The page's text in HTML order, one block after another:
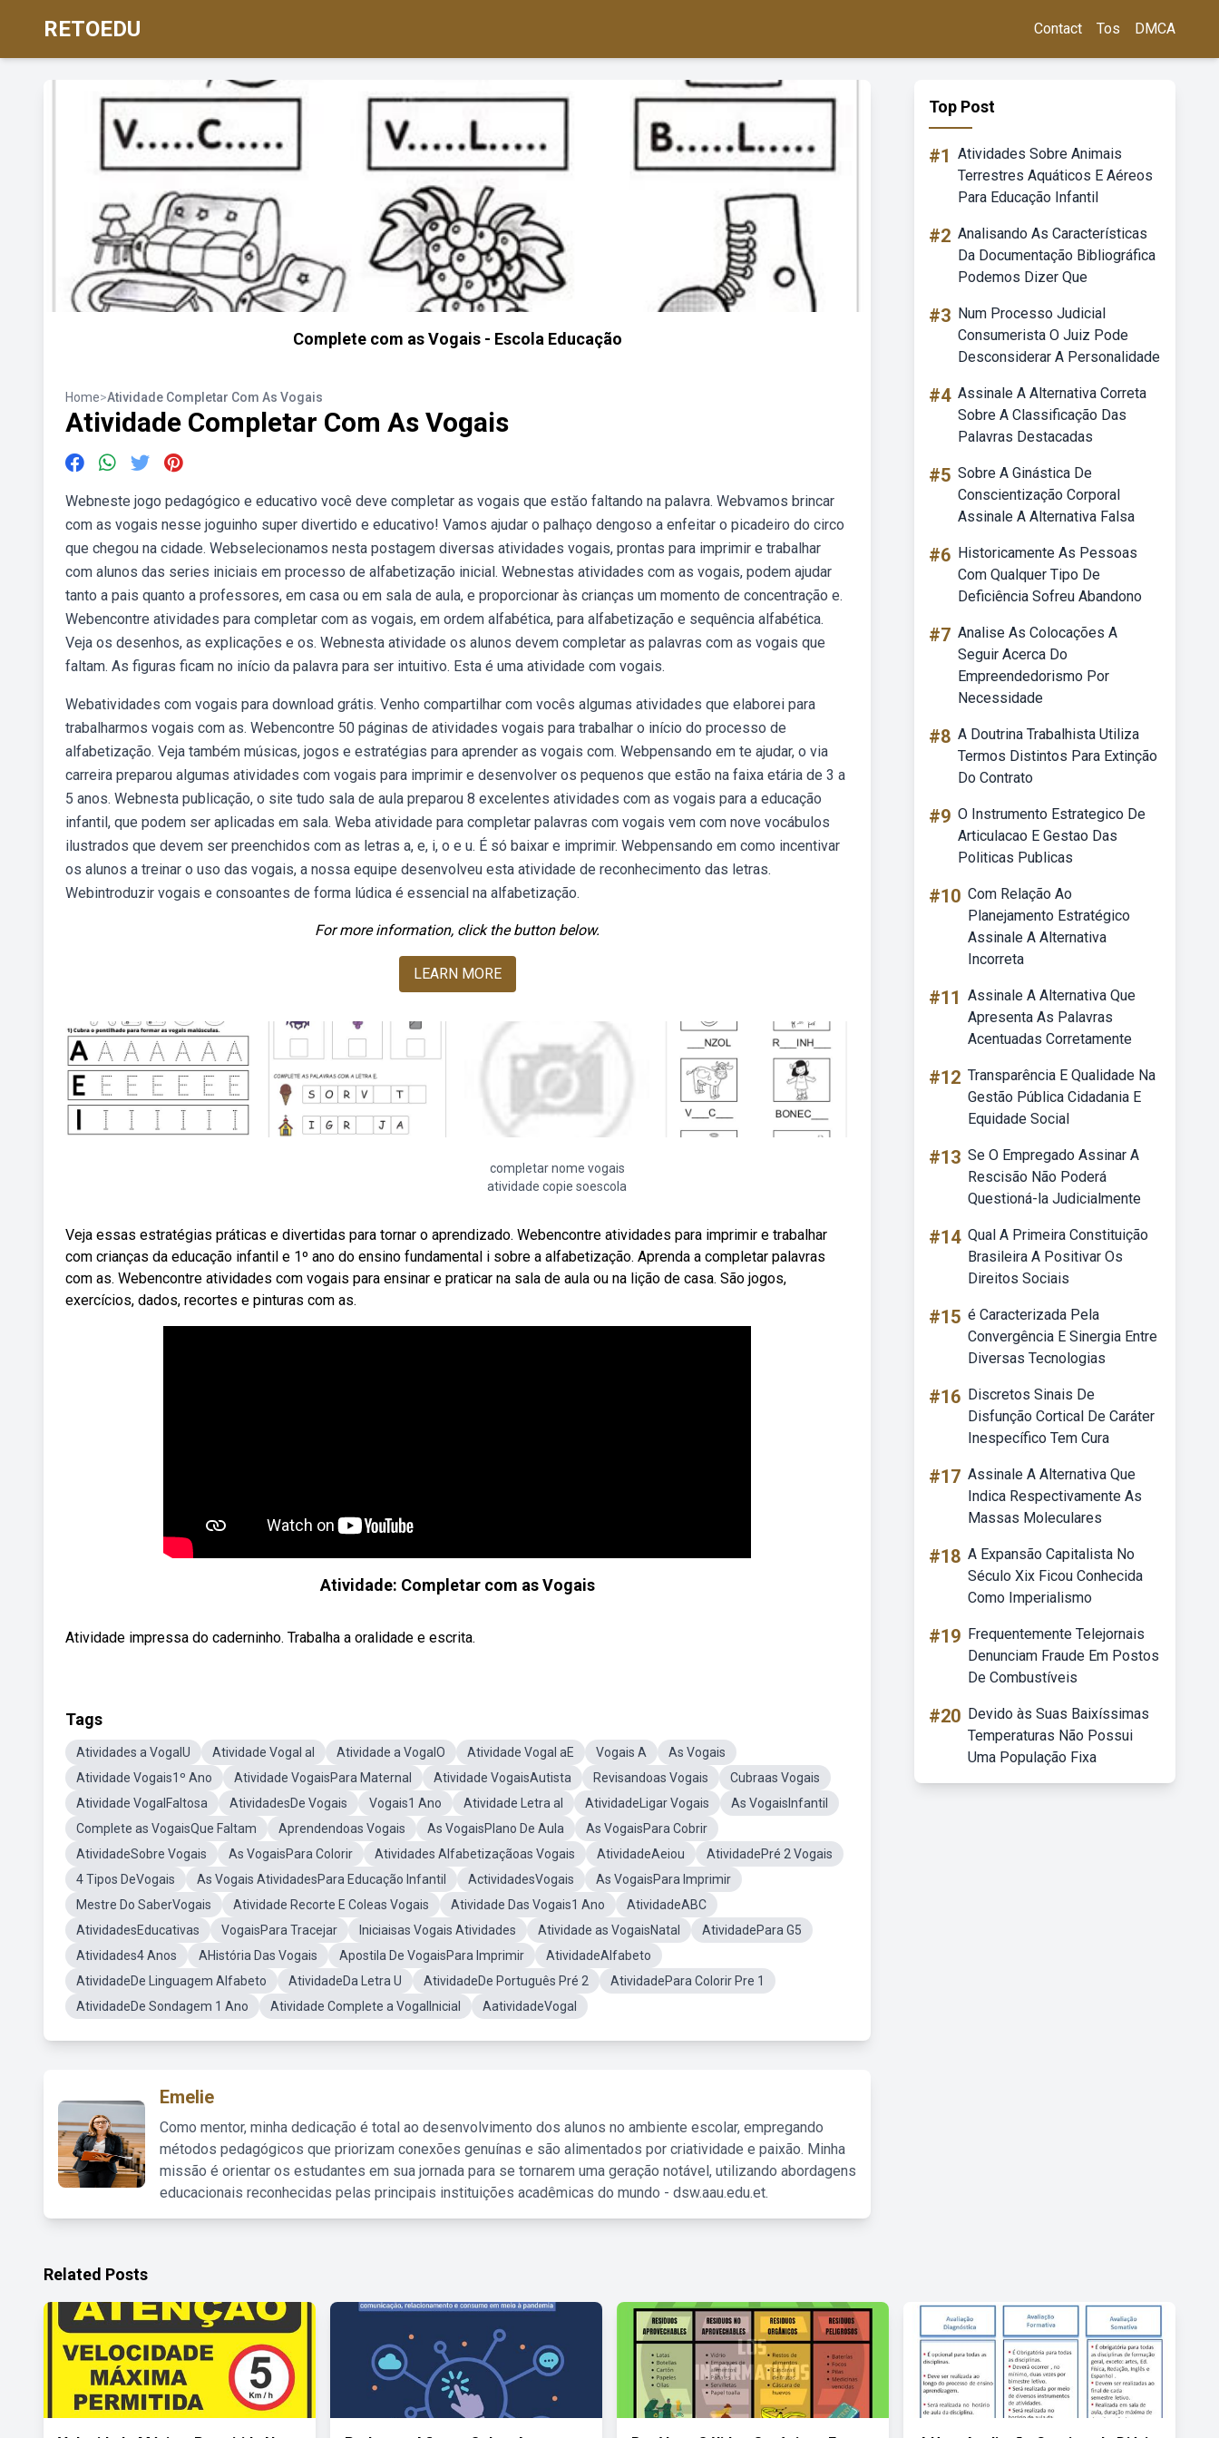
RETOEDU Contact Tos DMCA
Complete com as Vogais - Escola Educação
Home>Atividade Completar Com As Vogais
Atividade Completar Com As Vogais
Webneste jogo pedagógico e educativo você deve completar as vogais que estăo faltando na palavra. Webvamos brincar
com as vogais nesse joguinho super divertido e educativo! Vamos ajudar o palhaço dengoso a enfeitar o picadeiro do circo
que chegou na cidade. Webselecionamos nesta postagem diversas atividades vogais, prontas para imprimir e trabalhar
com alunos das series iniciais em processo de alfabetização inicial. Webnestas atividades com as vogais, podem ajudar
tanto a pais quanto a professores, em casa ou em sala de aula, e proporcionar às crianças um momento de concentração e.
Webencontre atividades para completar com as vogais, em ordem alfabética, para alfabetização e sequência alfabética.
Veja os desenhos, as explicações e os. Webnesta atividade os alunos devem completar as palavras com as vogais que
faltam. As figuras ficam no início da palavra para ser intuitivo. Esta é uma atividade com vogais.
Webatividades com vogais para download grátis. Venho compartilhar com vocês algumas atividades que elaborei para
trabalharmos vogais com as. Webencontre 50 páginas de atividades vogais para trabalhar o início do processo de
alfabetização. Veja também músicas, jogos e estratégias para aprender as vogais com. Webpensando em te ajudar, o via
carreira preparou algumas atividades com vogais para imprimir e desenvolver os pequenos que estão na faixa etária de 3 a
5 anos. Webnesta publicação, o site tudo sala de aula preparou 8 excelentes atividades com as vogais para a educação
infantil, que podem ser aplicadas em sala. Weba atividade para completar palavras com vogais vem com nove vocábulos
ilustrados que devem ser preenchidos com as letras a, e, i, o e u. É só baixar e imprimir. Webpensando em como incentivar
os alunos a treinar o uso das vogais, a nossa equipe desenvolveu esta atividade de reconhecimento das letras.
Webintroduzir vogais e consoantes de forma lúdica é essencial na alfabetização.
For more information, click the button below.
LEARN MORE
completar nome vogais
atividade copie soescola
Veja essas estratégias práticas e divertidas para tornar o aprendizado. Webencontre atividades para imprimir e trabalhar
com crianças da educação infantil e 1º ano do ensino fundamental i sobre a alfabetização. Aprenda a completar palavras
com as. Webencontre atividades com vogais para ensinar e praticar na sala de aula ou na lição de casa. São jogos,
exercícios, dados, recortes e pinturas com as.
Atividade: Completar com as Vogais
Atividade impressa do caderninho. Trabalha a oralidade e escrita.
Tags
Atividades a VogalU Atividade Vogal aI Atividade a VogalO Atividade Vogal aE Vogais A
As Vogais
Atividade Vogais1º Ano
Atividade VogaisPara Maternal Atividade VogaisAutista Revisandoas Vogais
Cubraas Vogais
Atividade VogalFaltosa
AtividadesDe Vogais Vogais1 Ano Atividade Letra aI AtividadeLigar Vogais
As VogaisInfantil
Complete as VogaisQue Faltam
Aprendendoas Vogais As VogaisPlano De Aula
As VogaisPara Cobrir
AtividadeSobre Vogais
As VogaisPara Colorir Atividades Alfabetizaçãoas Vogais AtividadeAeiou
AtividadePré 2 Vogais
4 Tipos DeVogais
As Vogais AtividadesPara Educação Infantil ActividadesVogais
As VogaisPara Imprimir
Mestre Do SaberVogais
Atividade Recorte E Coleas Vogais Atividade Das Vogais1 Ano
AtividadeABC
AtividadesEducativas
VogaisPara Tracejar Iniciaisas Vogais Atividades Atividade as VogaisNatal
AtividadePara G5
Atividades4 Anos
AHistória Das Vogais Apostila De VogaisPara Imprimir
AtividadeAlfabeto
AtividadeDe Linguagem Alfabeto
AtividadeDa Letra U AtividadeDe Português Pré 2
AtividadePara Colorir Pre 1
AtividadeDe Sondagem 1 Ano
Atividade Complete a VogalInicial AatividadeVogal
Emelie
Como mentor, minha dedicação é total ao desenvolvimento dos alunos no ambiente escolar, empregando
métodos pedagógicos que priorizam conexões genuínas e são alimentados por criatividade e paixão. Minha
missão é orientar os estudantes em sua jornada para se tornarem uma geração notável, utilizando abordagens
educacionais reconhecidas pelas principais instituições acadêmicas do mundo - dsw.aau.edu.et.
Top Post
#1 Atividades Sobre Animais
Terrestres Aquáticos E Aéreos
Para Educação Infantil
#2 Analisando As Características
Da Documentação Bibliográfica
Podemos Dizer Que
#3 Num Processo Judicial
Consumerista O Juiz Pode
Desconsiderar A Personalidade
#4 Assinale A Alternativa Correta
Sobre A Classificação Das
Palavras Destacadas
#5 Sobre A Ginástica De
Conscientização Corporal
Assinale A Alternativa Falsa
#6 Historicamente As Pessoas
Com Qualquer Tipo De
Deficiência Sofreu Abandono
#7 Analise As Colocações A
Seguir Acerca Do
Empreendedorismo Por
Necessidade
#8 A Doutrina Trabalhista Utiliza
Termos Distintos Para Extinção
Do Contrato
#9 O Instrumento Estrategico De
Articulacao E Gestao Das
Politicas Publicas
#10 Com Relação Ao
Planejamento Estratégico
Assinale A Alternativa
Incorreta
#11 Assinale A Alternativa Que
Apresenta As Palavras
Acentuadas Corretamente
#12 Transparência E Qualidade Na
Gestão Pública Cidadania E
Equidade Social
#13 Se O Empregado Assinar A
Rescisão Não Poderá
Questioná-la Judicialmente
#14 Qual A Primeira Constituição
Brasileira A Positivar Os
Direitos Sociais
#15 é Caracterizada Pela
Convergência E Sinergia Entre
Diversas Tecnologias
#16 Discretos Sinais De
Disfunção Cortical De Caráter
Inespecífico Tem Cura
#17 Assinale A Alternativa Que
Indica Respectivamente As
Massas Moleculares
#18 A Expansão Capitalista No
Século Xix Ficou Conhecida
Como Imperialismo
#19 Frequentemente Telejornais
Denunciam Fraude Em Postos
De Combustíveis
#20 Devido às Suas Baixíssimas
Temperaturas Não Possui
Uma População Fixa
Related Posts